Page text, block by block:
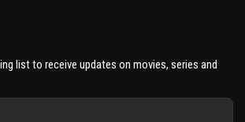
list to receive updates on movies, series and